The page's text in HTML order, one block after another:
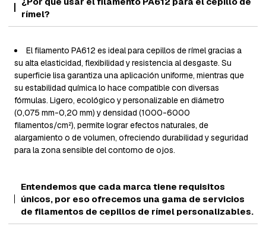
rímel?
El filamento PA612 es ideal para cepillos de rímel gracias a
su alta elasticidad, flexibilidad y resistencia al desgaste. Su
superficie lisa garantiza una aplicación uniforme, mientras que
su estabilidad química lo hace compatible con diversas
fórmulas. Ligero, ecológico y personalizable en diámetro
(0,075 mm-0,20 mm) y densidad (1000-6000
filamentos/cm²), permite lograr efectos naturales, de
alargamiento o de volumen, ofreciendo durabilidad y seguridad
para la zona sensible del contorno de ojos.
Entendemos que cada marca tiene requisitos
únicos, por eso ofrecemos una gama de servicios
de filamentos de cepillos de rímel personalizables.